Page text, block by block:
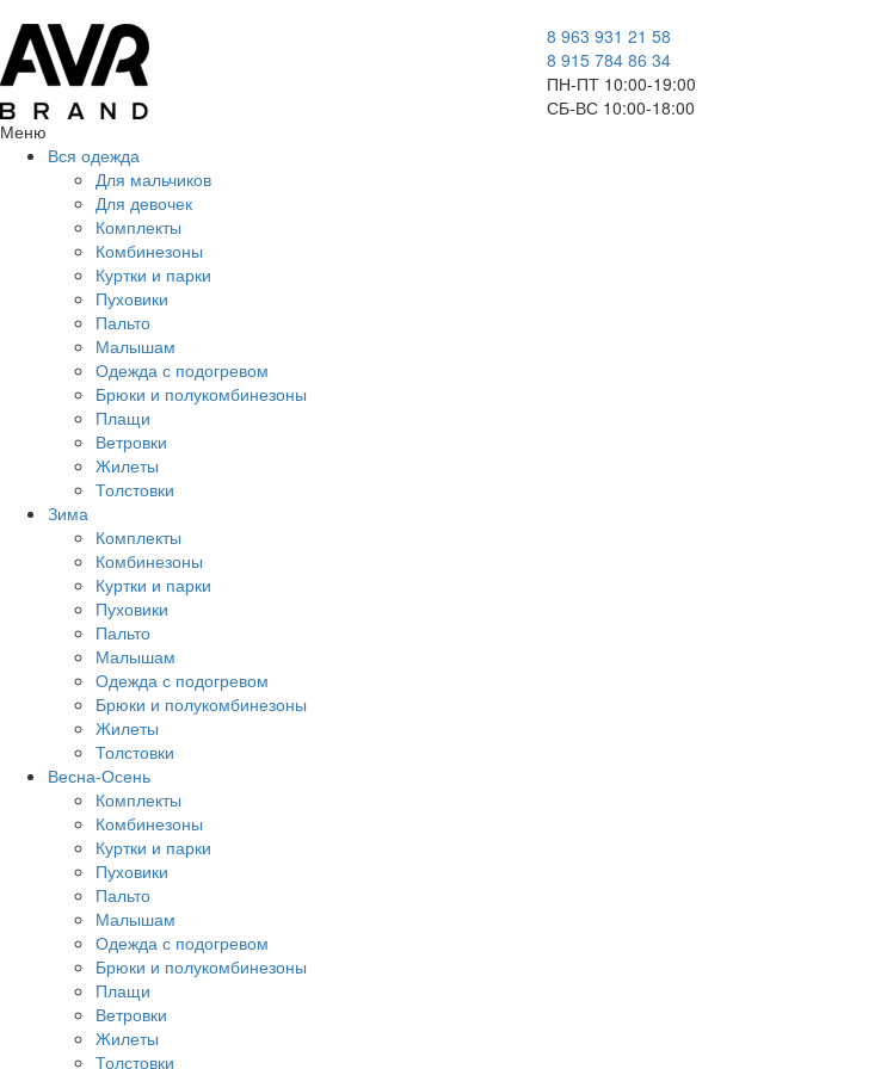
8 963 931 21 58
8 915 784 86 34
ПН-ПТ 10:00-19:00
СБ-ВС 10:00-18:00
Меню
Вся одежда
Для мальчиков
Для девочек
Комплекты
Комбинезоны
Куртки и парки
Пуховики
Пальто
Малышам
Одежда с подогревом
Брюки и полукомбинезоны
Плащи
Ветровки
Жилеты
Толстовки
Зима
Комплекты
Комбинезоны
Куртки и парки
Пуховики
Пальто
Малышам
Одежда с подогревом
Брюки и полукомбинезоны
Жилеты
Толстовки
Весна-Осень
Комплекты
Комбинезоны
Куртки и парки
Пуховики
Пальто
Малышам
Одежда с подогревом
Брюки и полукомбинезоны
Плащи
Ветровки
Жилеты
Толстовки